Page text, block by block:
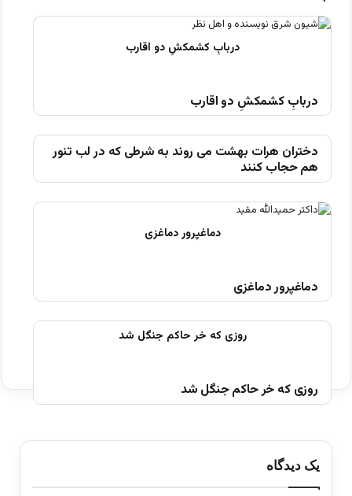
دربابِ کشمکشِ دو اقارب
دختران هرات بهشت می روند به شرطی که در لب تنور
هم حجاب کنند
دماغپرور دماغزی
روزی که خر حاکم جنگل شد
یک دیدگاه